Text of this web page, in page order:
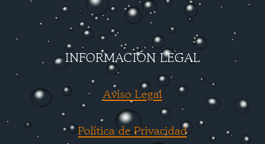
INFORMACIÓN LEGAL
Aviso Legal
Política de Privacidad